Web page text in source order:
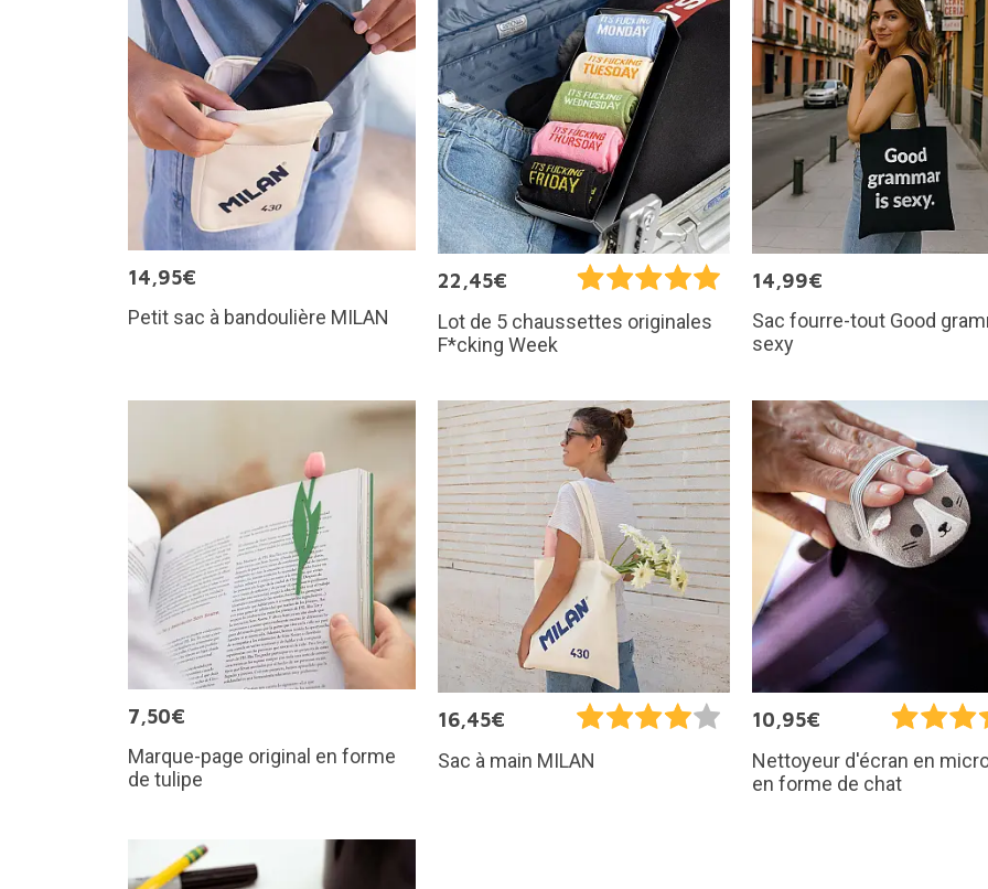
14,95€
Petit sac à bandoulière MILAN
22,45€
Lot de 5 chaussettes originales
F*cking Week
14,99€
Sac fourre-tout Good
sexy
7,50€
Marque-page original en forme
de tulipe
16,45€
Sac à main MILAN
10,95€
Nettoyeur d'écran en
en forme de chat